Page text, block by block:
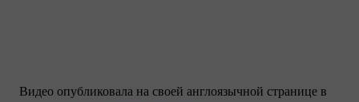
Видео опубликовала на своей англоязычной странице в